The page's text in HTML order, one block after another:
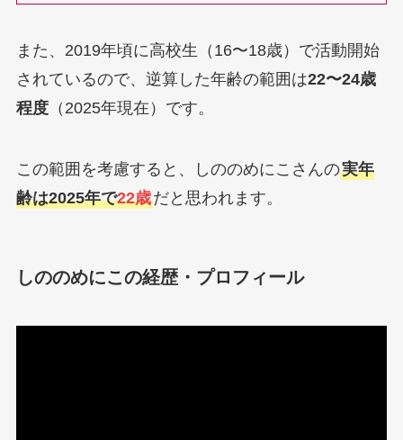
また、2019年頃に高校生（16〜18歳）で活動開始
されているので、逆算した年齢の範囲は22〜24歳
程度（2025年現在）です。
この範囲を考慮すると、しののめにこさんの実年
齢は2025年で22歳だと思われます。
しののめにこの経歴・プロフィール